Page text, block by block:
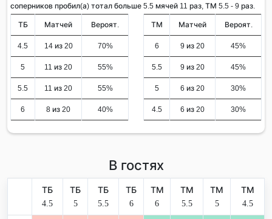
соперников пробил(а) тотал больше 5.5 мячей 11 раз, ТМ 5.5 - 9 раз.
ТБ Матчей Вероят.
4.5 14 из 20 70%
5 11 из 20 55%
5.5 11 из 20 55%
6 8 из 20 40%
ТМ Матчей Вероят.
6 9 из 20 45%
5.5 9 из 20 45%
5 6 из 20 30%
4.5 6 из 20 30%
В гостях
ТБ
4.5
ТБ
5
ТБ
5.5
ТБ
6
ТМ
6
ТМ
5.5
ТМ
5
ТМ
4.5